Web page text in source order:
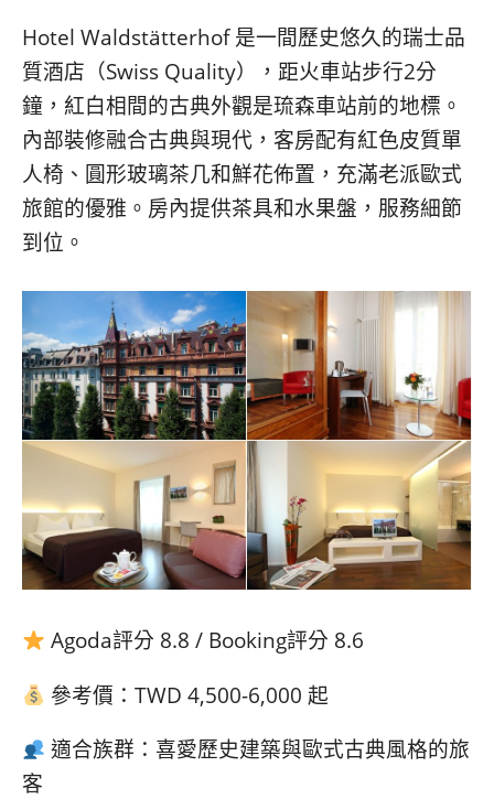
Hotel Waldstätterhof 是一間歷史悠久的瑞士品
質酒店（Swiss Quality），距火車站步行2分
鐘，紅白相間的古典外觀是琉森車站前的地標。
內部裝修融合古典與現代，客房配有紅色皮質單
人椅、圓形玻璃茶几和鮮花佈置，充滿老派歐式
旅館的優雅。房內提供茶具和水果盤，服務細節
到位。
Agoda評分 8.8 / Booking評分 8.6
參考價：TWD 4,500-6,000 起
適合族群：喜愛歷史建築與歐式古典風格的旅
客